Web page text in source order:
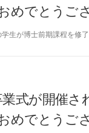
めでとうご
生が博士前期課程を修
式が開催さ
めでとうご